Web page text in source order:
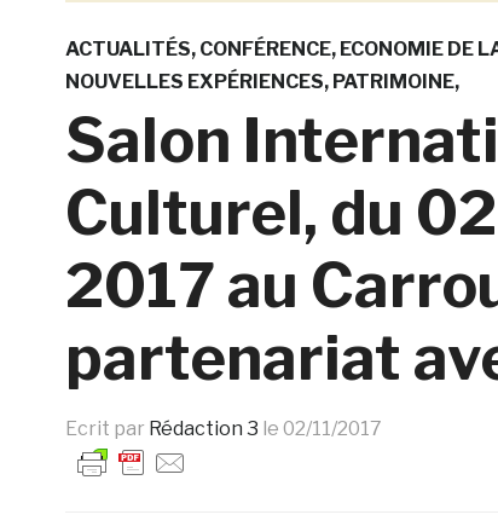
ACTUALITÉS CONFÉRENCE ECONOMIE DE
NOUVELLES EXPÉRIENCES PATRIMOINE
Salon
Culturel, du
2017 au
partenariat
Ecrit par Rédaction 3 le 02/11/2017